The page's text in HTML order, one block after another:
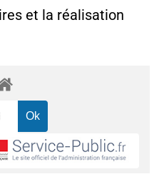
et la réalisation